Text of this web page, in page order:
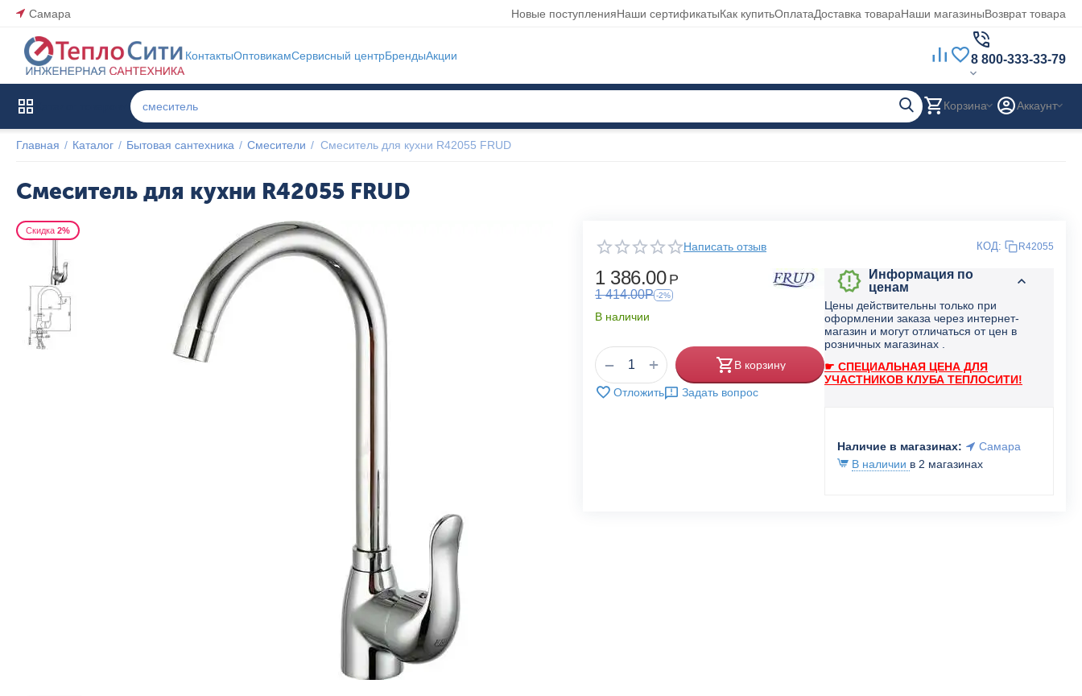
Самара Новые поступленияНаши сертификатыКак купитьОплатаДоставка товараНаши магазиныВозврат товара
КонтактыОптовикамСервисный центрБрендыАкции 8 800-333-33-79
Корзина Аккаунт
Главная / Каталог / Бытовая сантехника / Смесители / Смеситель для кухни R42055 FRUD
Смеситель для кухни R42055 FRUD
Скидка 2%
Написать отзыв КОД: R42055
1 386.00 Р
1 414.00Р -2%
В наличии
+
− В корзину
Отложить Задать вопрос
Информация по
ценам
Цены действительны только при
оформлении заказа через интернет-
магазин и могут отличаться от цен в
розничных магазинах .
☛ СПЕЦИАЛЬНАЯ ЦЕНА ДЛЯ
УЧАСТНИКОВ КЛУБА ТЕПЛОСИТИ!
Наличие в магазинах:
Самара
В наличии в 2 магазинах